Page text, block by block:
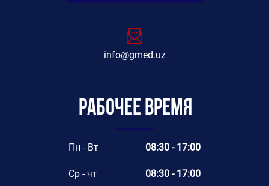
info@gmed.uz
Рабочее время
Пн - Вт 08:30 - 17:00
Ср - чт 08:30 - 17:00